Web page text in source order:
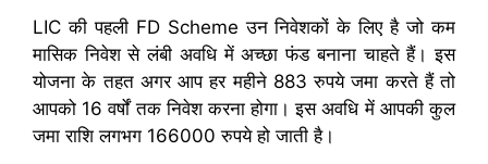
LIC की पहली FD Scheme उन निवेशकों के लिए है जो कम
मासिक निवेश से लंबी अवधि में अच्छा फंड बनाना चाहते हैं। इस
योजना के तहत अगर आप हर महीने 883 रुपये जमा करते हैं तो
आपको 16 वर्षों तक निवेश करना होगा। इस अवधि में आपकी कुल
जमा राशि लगभग 166000 रुपये हो जाती है।